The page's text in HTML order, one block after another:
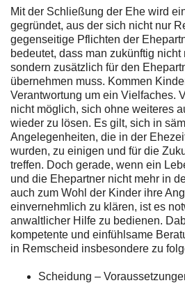
Mit der Schließung der Ehe wird
gegründet, aus der sich nicht nur
gegenseitige Pflichten der
bedeutet, dass man zukünftig nicht
sondern zusätzlich für den
übernehmen muss. Kommen
Verantwortung um ein Vielfaches.
nicht möglich, sich ohne weiteres
wieder zu lösen. Es gilt, sich in
Angelegenheiten, die in der
wurden, zu einigen und für die
treffen. Doch gerade, wenn ein
und die Ehepartner nicht mehr in
auch zum Wohl der Kinder ihre
einvernehmlich zu klären, ist es
anwaltlicher Hilfe zu bedienen.
kompetente und einfühlsame
in Remscheid insbesondere zu
Scheidung –